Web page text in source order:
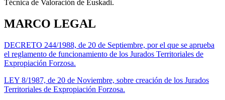
Técnica de Valoración de Euskadi.
MARCO LEGAL
DECRETO 244/1988, de 20 de Septiembre, por el que se aprueba
el reglamento de funcionamiento de los Jurados Territoriales de
Expropiación Forzosa.
LEY 8/1987, de 20 de Noviembre, sobre creación de los Jurados
Territoriales de Expropiación Forzosa.